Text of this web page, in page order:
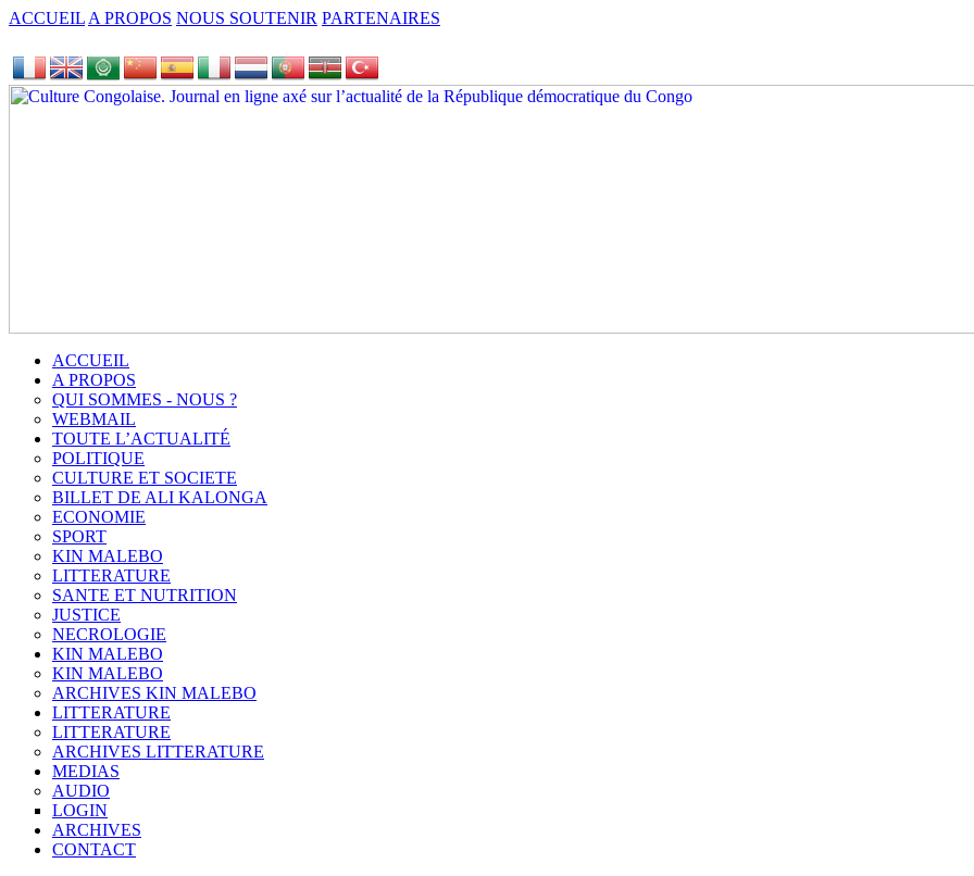
ACCUEIL A PROPOS NOUS SOUTENIR PARTENAIRES
ACCUEIL
A PROPOS
QUI SOMMES - NOUS ?
WEBMAIL
TOUTE L’ACTUALITÉ
POLITIQUE
CULTURE ET SOCIETE
BILLET DE ALI KALONGA
ECONOMIE
SPORT
KIN MALEBO
LITTERATURE
SANTE ET NUTRITION
JUSTICE
NECROLOGIE
KIN MALEBO
KIN MALEBO
ARCHIVES KIN MALEBO
LITTERATURE
LITTERATURE
ARCHIVES LITTERATURE
MEDIAS
AUDIO
LOGIN
ARCHIVES
CONTACT